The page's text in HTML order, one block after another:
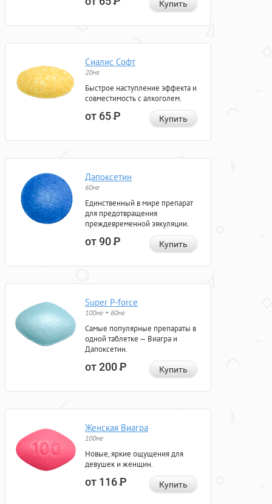
Купить
Сиалис Софт
20мг
Быстрое наступление эффекта и
совместимость с алкоголем.
от 65Р Купить
Дапоксетин
60мг
Единственный в мире препарат
для предотвращения
преждевременной эякуляции.
от 90Р Купить
Super P-force
100мг + 60мг
Самые популярные препараты в
одной таблетке — Виагра и
Дапоксетин.
от 200Р Купить
Женская Виагра
100мг
Новые, яркие ощущения для
девушек и женщин.
от 116Р Купить